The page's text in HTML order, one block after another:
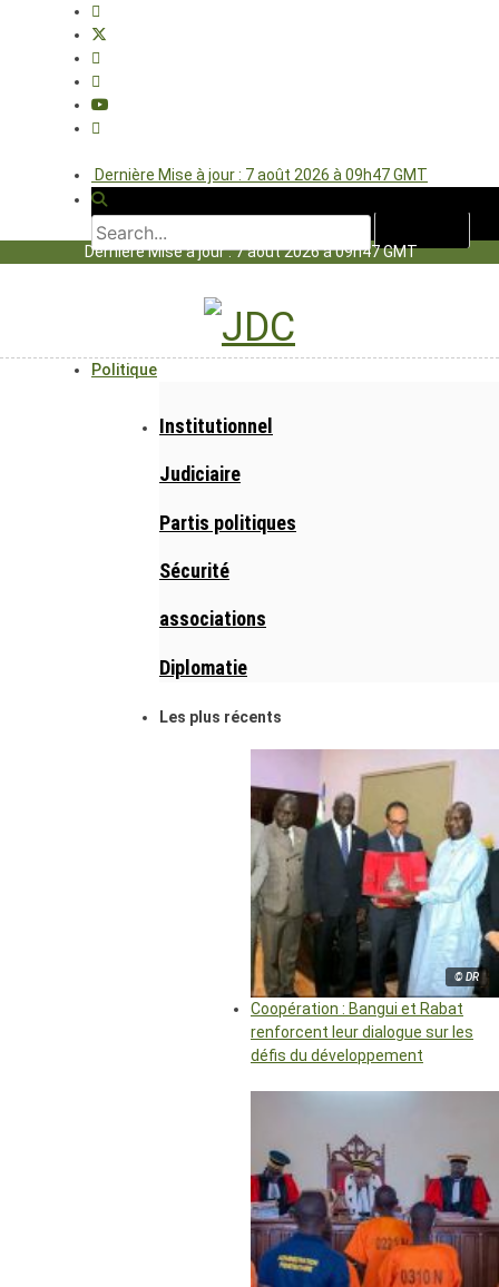
Dernière Mise à jour : 7 août 2026 à 09h47 GMT
Dernière Mise à jour : 7 août 2026 à 09h47 GMT
Politique
Institutionnel
Judiciaire
Partis politiques
Sécurité
associations
Diplomatie
Les plus récents
© DR
Coopération : Bangui et Rabat
renforcent leur dialogue sur les
défis du développement